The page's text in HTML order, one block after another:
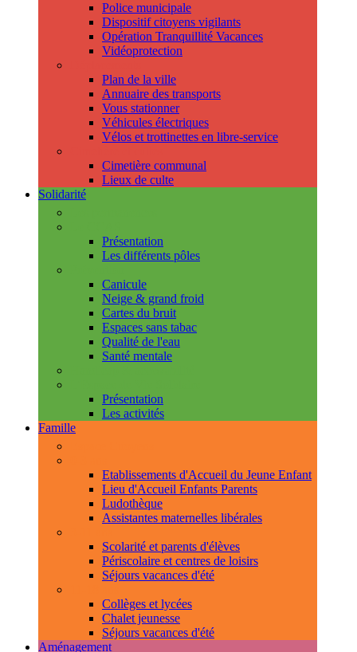
Police municipale
Dispositif citoyens vigilants
Opération Tranquillité Vacances
Vidéoprotection
Plan de la ville
Annuaire des transports
Vous stationner
Véhicules électriques
Vélos et trottinettes en libre-service
Cimetière communal
Lieux de culte
Solidarité
Présentation
Les différents pôles
Canicule
Neige & grand froid
Cartes du bruit
Espaces sans tabac
Qualité de l'eau
Santé mentale
Présentation
Les activités
Famille
Etablissements d'Accueil du Jeune Enfant
Lieu d'Accueil Enfants Parents
Ludothèque
Assistantes maternelles libérales
Scolarité et parents d'élèves
Périscolaire et centres de loisirs
Séjours vacances d'été
Collèges et lycées
Chalet jeunesse
Séjours vacances d'été
Aménagement